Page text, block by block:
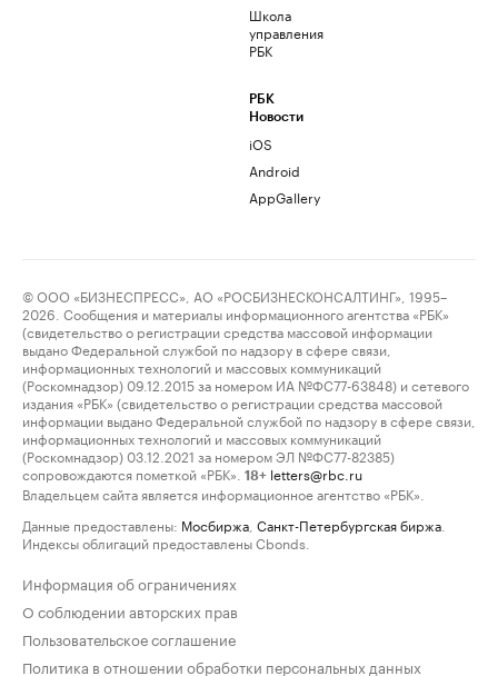
Школа
управления
РБК
РБК
Новости
iOS
Android
AppGallery
© ООО «БИЗНЕСПРЕСС», АО «РОСБИЗНЕСКОНСАЛТИНГ», 1995–
2026. Сообщения и материалы информационного агентства «РБК»
(свидетельство о регистрации средства массовой информации
выдано Федеральной службой по надзору в сфере связи,
информационных технологий и массовых коммуникаций
(Роскомнадзор) 09.12.2015 за номером ИА №ФС77-63848) и сетевого
издания «РБК» (свидетельство о регистрации средства массовой
информации выдано Федеральной службой по надзору в сфере связи,
информационных технологий и массовых коммуникаций
(Роскомнадзор) 03.12.2021 за номером ЭЛ №ФС77-82385)
сопровождаются пометкой «РБК».
18+ letters@rbc.ru
Владельцем сайта является информационное агентство «РБК».
Данные предоставлены: Мосбиржа Санкт-Петербургская биржа
Индексы облигаций предоставлены Cbonds.
Информация об ограничениях
О соблюдении авторских прав
Пользовательское соглашение
Политика в отношении обработки персональных данных